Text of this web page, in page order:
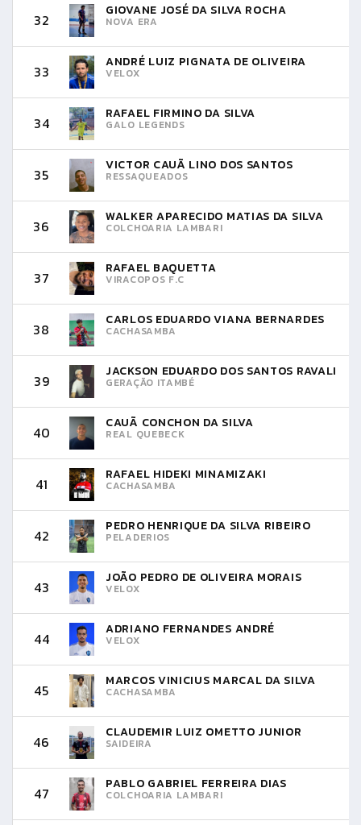
32
GIOVANE JOSÉ DA SILVA ROCHA
NOVA ERA
33
ANDRÉ LUIZ PIGNATA DE OLIVEIRA
VELOX
34
RAFAEL FIRMINO DA SILVA
GALO LEGENDS
35
VICTOR CAUÃ LINO DOS SANTOS
RESSAQUEADOS
36
WALKER APARECIDO MATIAS DA SILVA
COLCHOARIA LAMBARI
37
RAFAEL BAQUETTA
VIRACOPOS F.C
38
CARLOS EDUARDO VIANA BERNARDES
CACHASAMBA
39
JACKSON EDUARDO DOS SANTOS RAVALI
GERAÇÃO ITAMBÉ
40
CAUÃ CONCHON DA SILVA
REAL QUEBECK
41
RAFAEL HIDEKI MINAMIZAKI
CACHASAMBA
42
PEDRO HENRIQUE DA SILVA RIBEIRO
PELADERIOS
43
JOÃO PEDRO DE OLIVEIRA MORAIS
VELOX
44
ADRIANO FERNANDES ANDRÉ
VELOX
45
MARCOS VINICIUS MARCAL DA SILVA
CACHASAMBA
46
CLAUDEMIR LUIZ OMETTO JUNIOR
SAIDEIRA
47
PABLO GABRIEL FERREIRA DIAS
COLCHOARIA LAMBARI